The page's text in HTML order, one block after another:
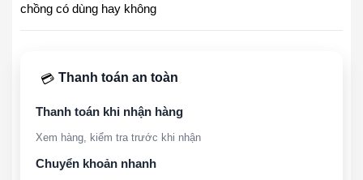
chồng có dùng hay không
💳 Thanh toán an toàn
Thanh toán khi nhận hàng
Xem hàng, kiểm tra trước khi nhận
Chuyển khoản nhanh